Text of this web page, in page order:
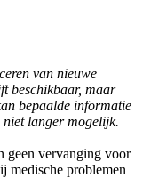
van nieuwe
beschikbaar, maar
bepaalde informatie
niet langer mogelijk.
geen vervanging voor
medische problemen